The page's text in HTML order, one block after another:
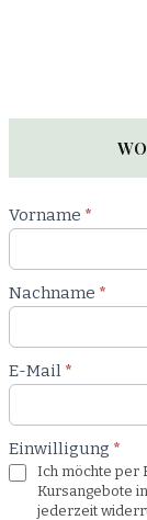
Newsletter
Workshop
Vorname *
Nachname *
E-Mail *
Einwilligung *
Ich möchte per
Kursangebote
jederzeit